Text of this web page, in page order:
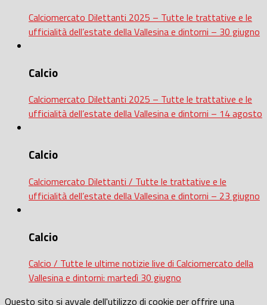
Calciomercato Dilettanti 2025 – Tutte le trattative e le
ufficialità dell’estate della Vallesina e dintorni – 30 giugno
Calcio
Calciomercato Dilettanti 2025 – Tutte le trattative e le
ufficialità dell’estate della Vallesina e dintorni – 14 agosto
Calcio
Calciomercato Dilettanti / Tutte le trattative e le
ufficialità dell’estate della Vallesina e dintorni – 23 giugno
Calcio
Calcio / Tutte le ultime notizie live di Calciomercato della
Vallesina e dintorni: martedì 30 giugno
Questo sito si avvale dell'utilizzo di cookie per offrire una